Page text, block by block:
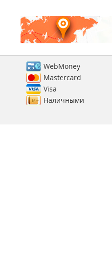
WebMoney
Mastercard
Visa
Наличными